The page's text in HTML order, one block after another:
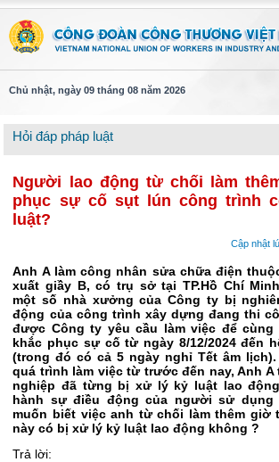
Chủ nhật, ngày 09 tháng 08 năm 2026
Hỏi đáp pháp luật
Người lao động từ chối làm
phục sự cố sụt lún công trình
luật?
Cập nhật
Anh A làm công nhân sửa chữa điện
xuất giầy B, có trụ sở tại TP.Hồ Chí
một số nhà xưởng của Công ty bị
động của công trình xây dựng đang thi
được Công ty yêu cầu làm việc để
khắc phục sự cố từ ngày 8/12/2024 đến
(trong đó có cả 5 ngày nghỉ Tết âm
quá trình làm việc từ trước đến nay, Anh A
nghiệp đã từng bị xử lý kỷ luật lao
hành sự điều động của người sử dụng
muốn biết việc anh từ chối làm thêm giờ
này có bị xử lý kỷ luật lao động không ?
Trả lời: